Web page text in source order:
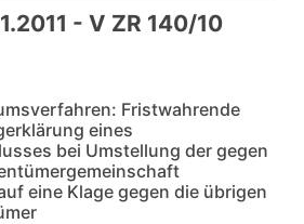
- V ZR 140/10
Fristwahrende
eines
bei Umstellung der gegen
eine Klage gegen die übrigen